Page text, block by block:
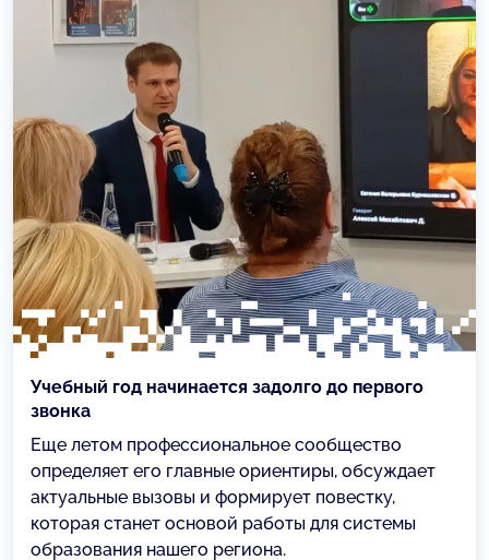
Учебный год начинается задолго до первого
звонка
Еще летом профессиональное сообщество
определяет его главные ориентиры, обсуждает
актуальные вызовы и формирует повестку,
которая станет основой работы для системы
образования нашего региона.